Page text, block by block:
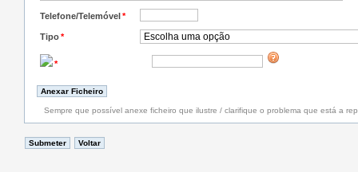
Telefone/Telemóvel*
Tipo*
*
Sempre que possível anexe ficheiro que ilustre / clarifique o problema que está a